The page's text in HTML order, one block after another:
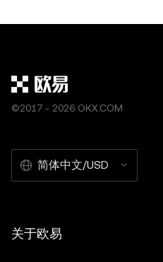
©2017 - 2026 OKX.COM
简体中文/USD
关于欧易